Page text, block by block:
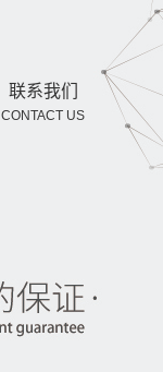
联系我们
CONTACT US